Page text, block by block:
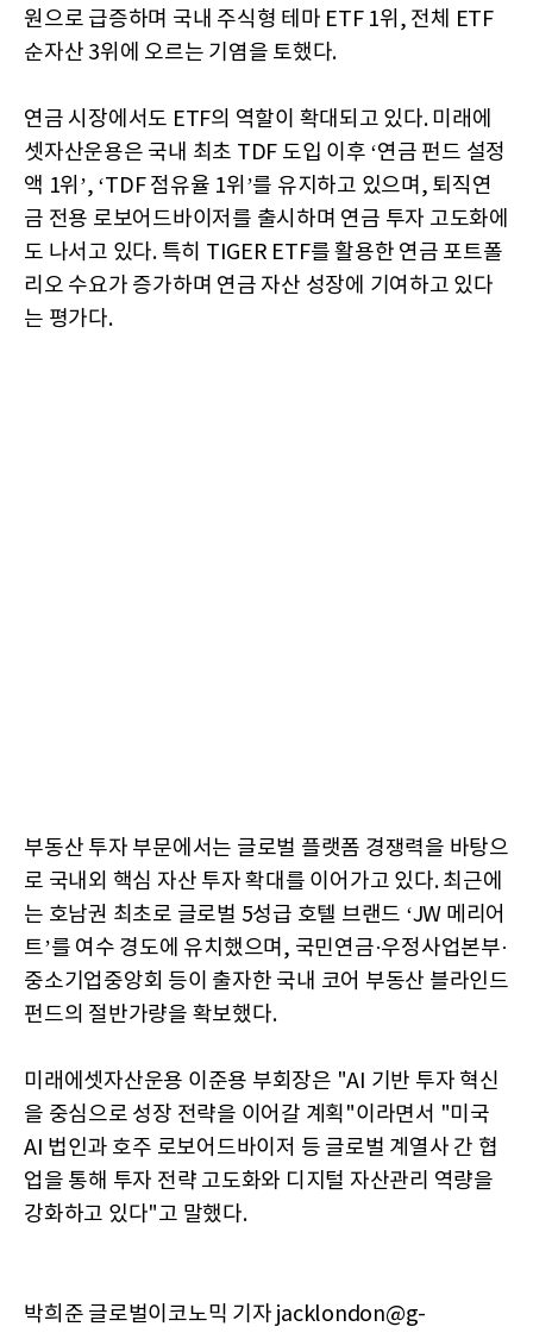
원으로 급증하며 국내 주식형 테마 ETF 1위, 전체 ETF
순자산 3위에 오르는 기염을 토했다.
연금 시장에서도 ETF의 역할이 확대되고 있다. 미래에
셋자산운용은 국내 최초 TDF 도입 이후 ‘연금 펀드 설정
액 1위’, ‘TDF 점유율 1위’를 유지하고 있으며, 퇴직연
금 전용 로보어드바이저를 출시하며 연금 투자 고도화에
도 나서고 있다. 특히 TIGER ETF를 활용한 연금 포트폴
리오 수요가 증가하며 연금 자산 성장에 기여하고 있다
는 평가다.
부동산 투자 부문에서는 글로벌 플랫폼 경쟁력을 바탕으
로 국내외 핵심 자산 투자 확대를 이어가고 있다. 최근에
는 호남권 최초로 글로벌 5성급 호텔 브랜드 ‘JW 메리어
트’를 여수 경도에 유치했으며, 국민연금·우정사업본부·
중소기업중앙회 등이 출자한 국내 코어 부동산 블라인드
펀드의 절반가량을 확보했다.
미래에셋자산운용 이준용 부회장은 "AI 기반 투자 혁신
을 중심으로 성장 전략을 이어갈 계획"이라면서 "미국
AI 법인과 호주 로보어드바이저 등 글로벌 계열사 간 협
업을 통해 투자 전략 고도화와 디지털 자산관리 역량을
강화하고 있다"고 말했다.
박희준 글로벌이코노믹 기자 jacklondon@g-